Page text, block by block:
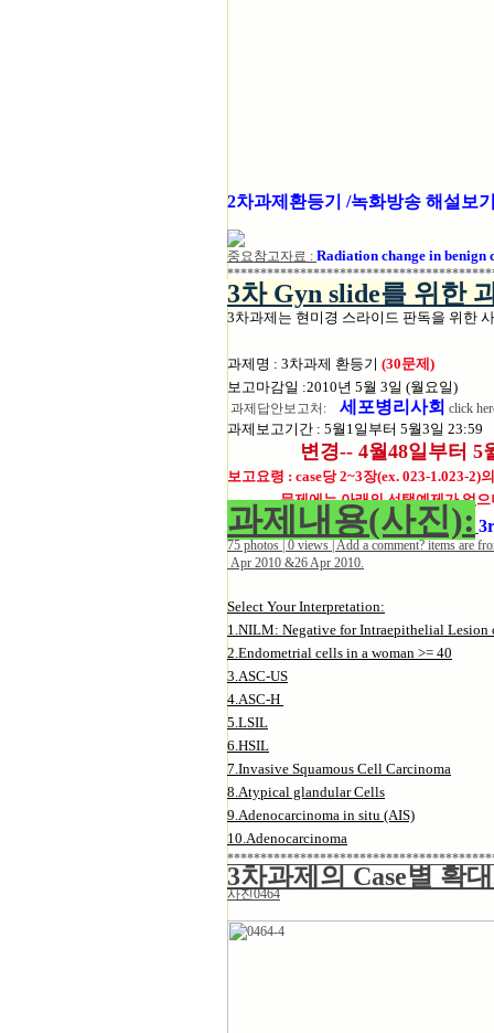
2차과제환등기 /녹화방송 해설보기
중요참고자료 : Radiation change in benign
3차 Gyn slide를 위한
3차과제는 현미경 스라이드 판독을 위한
과제명 : 3차과제 환등기 (30문제)
보고마감일 :2010년 5월 3일 (월요일)
과제답안보고처: 세포병리사회 click
과제보고기간 : 5월1일부터 5월3일 23:59
변경-- 4월48일부터 5
보고요령 : case당 2~3장(ex. 023-1.023-
문제에는 아래의 선택예제가 없으니
과제내용(사진):
75 photos | 0 views | Add a comment? items are
Apr 2010 &26 Apr 2010.
Select Your Interpretation:
1.NILM: Negative for Intraepithelial Lesion
2.Endometrial cells in a woman >= 40
3.ASC-US
4.ASC-H
5.LSIL
6.HSIL
7.Invasive Squamous Cell Carcinoma
8.Atypical glandular Cells
9.Adenocarcinoma in situ (AIS)
10.Adenocarcinoma
3차과제의 Case별 확
사진0464